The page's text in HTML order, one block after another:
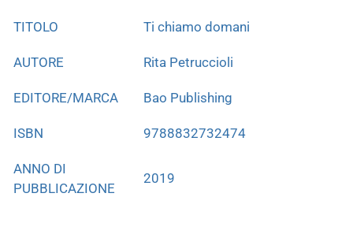
TITOLO Ti chiamo domani
AUTORE Rita Petruccioli
EDITORE/MARCA Bao Publishing
ISBN 9788832732474
ANNO DI
PUBBLICAZIONE
2019